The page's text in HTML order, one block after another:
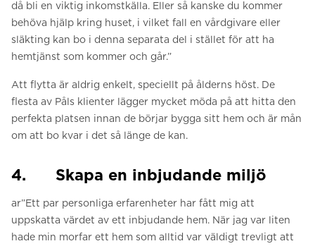
då bli en viktig inkomstkälla. Eller så kanske du kommer
behöva hjälp kring huset, i vilket fall en vårdgivare eller
släkting kan bo i denna separata del i stället för att ha
hemtjänst som kommer och går.”
Att flytta är aldrig enkelt, speciellt på ålderns höst. De
flesta av Påls klienter lägger mycket möda på att hitta den
perfekta platsen innan de börjar bygga sitt hem och är mån
om att bo kvar i det så länge de kan.
4. Skapa en inbjudande miljö
ar”Ett par personliga erfarenheter har fått mig att
uppskatta värdet av ett inbjudande hem. När jag var liten
hade min morfar ett hem som alltid var väldigt trevligt att